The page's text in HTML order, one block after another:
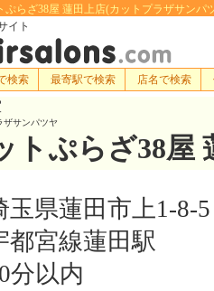
ぷらざ38屋 蓮田上店(カットプラザサンパ
イト
検索 最寄駅で検索 店名で検索
ザサンパツヤ
トぷらざ38屋
玉県蓮田市上1-8-5
都宮線蓮田駅
分以内